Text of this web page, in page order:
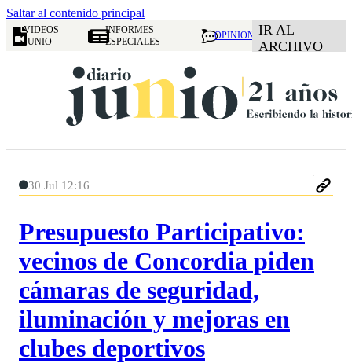
Saltar al contenido principal
VIDEOS
JUNIO
INFORMES
ESPECIALES
OPINION IR AL
ARCHIVO
30 Jul 12:16
Presupuesto Participativo:
vecinos de Concordia piden
cámaras de seguridad,
iluminación y mejoras en
clubes deportivos